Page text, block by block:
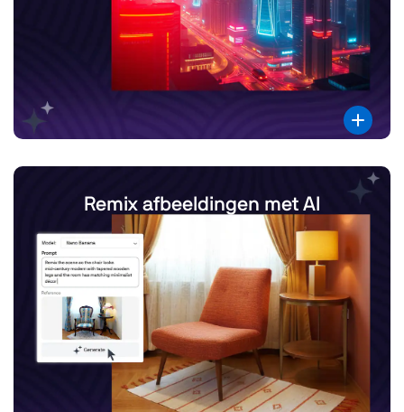
Remix afbeeldingen met AI